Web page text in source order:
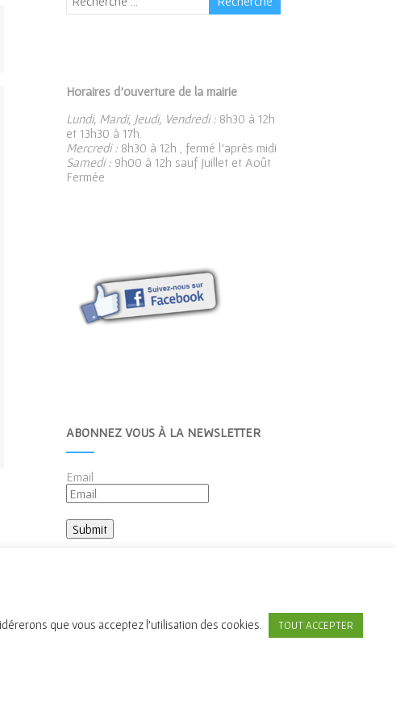
Horaires d’ouverture de la mairie
Lundi, Mardi, Jeudi, Vendredi :8h30 à 12h
et 13h30 à 17h.
Mercredi :8h30 à 12h , fermé l’après midi
Samedi :9h00 à 12h sauf Juillet et Août
Fermée
ABONNEZ VOUS À LA NEWSLETTER
Email
que vous acceptez l'utilisation des cookies. TOUT ACCEPTER